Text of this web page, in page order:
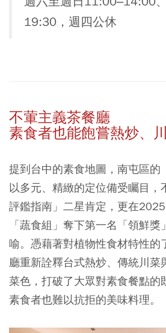
19:30，週四公休
不葷主義茶餐廳
素食者也能飽嘗熱炒、
提到台中的素食地圖，南屯區的
以多元、精緻的定位備受矚目，
評鑑指南」二星肯定，更在
「蔬食組」奪下第一名「領鮮
喻。憑藉著對植物性食材特性的
廳重新詮釋台式熱炒、傳統川菜
菜色，打破了大眾對素食餐點的
素食者也難以抗拒的美味料理。